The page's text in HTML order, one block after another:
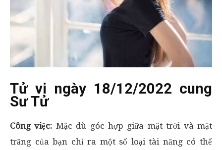
Tử vi ngày 18/12/2022 cung
Sư Tử
Công việc: Mặc dù góc hợp giữa mặt trời và mặt
trăng của bạn chỉ ra một số loại tài năng có thể